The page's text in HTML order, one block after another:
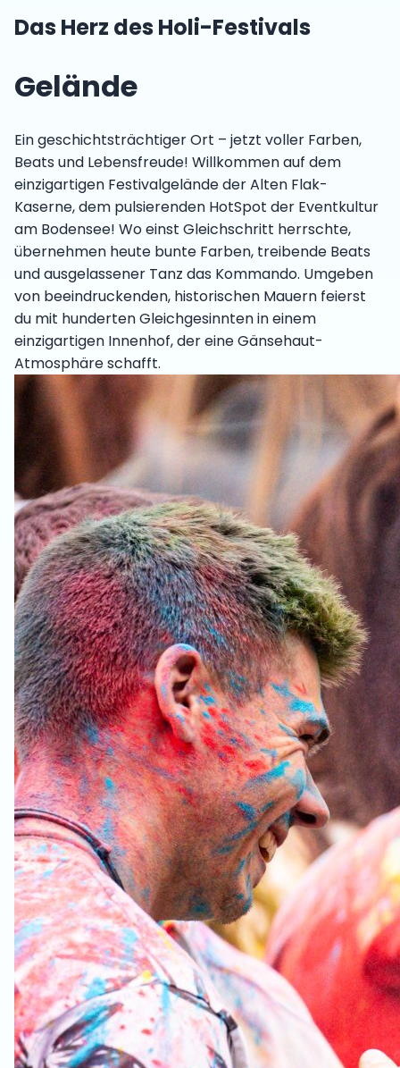
Das Herz des Holi-Festivals
Gelände
Ein geschichtsträchtiger Ort – jetzt voller Farben,
Beats und Lebensfreude! Willkommen auf dem
einzigartigen Festivalgelände der Alten Flak-
Kaserne, dem pulsierenden HotSpot der Eventkultur
am Bodensee! Wo einst Gleichschritt herrschte,
übernehmen heute bunte Farben, treibende Beats
und ausgelassener Tanz das Kommando. Umgeben
von beeindruckenden, historischen Mauern feierst
du mit hunderten Gleichgesinnten in einem
einzigartigen Innenhof, der eine Gänsehaut-
Atmosphäre schafft.